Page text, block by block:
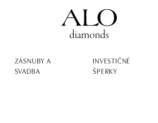
ZÁSNUBY A
SVADBA
INVESTIČNÉ
ŠPERKY